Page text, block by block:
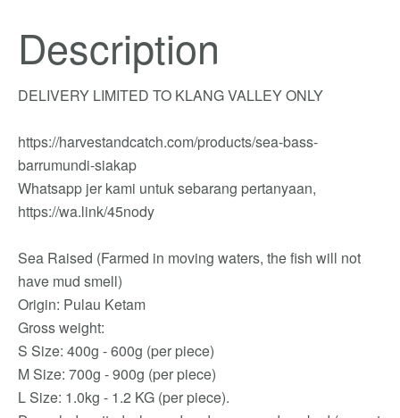
Description
DELIVERY LIMITED TO KLANG VALLEY ONLY
https://harvestandcatch.com/products/sea-bass-
barrumundi-siakap
Whatsapp jer kami untuk sebarang pertanyaan,
https://wa.link/45nody
Sea Raised (Farmed in moving waters, the fish will not
have mud smell)
Origin: Pulau Ketam
Gross weight:
S Size: 400g - 600g (per piece)
M Size: 700g - 900g (per piece)
L Size: 1.0kg - 1.2 KG (per piece).